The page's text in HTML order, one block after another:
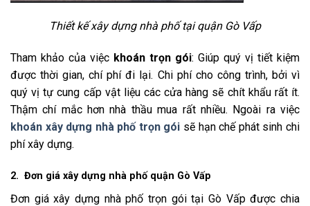
Thiết kế xây dựng nhà phố tại quận Gò Vấp
Tham khảo của việc khoán trọn gói: Giúp quý vị tiết kiệm
được thời gian, chí phí đi lại. Chi phí cho công trình, bởi vì
quý vị tự cung cấp vật liệu các cửa hàng sẽ chít khẩu rất ít.
Thậm chí mắc hơn nhà thầu mua rất nhiều. Ngoài ra việc
khoán xây dựng nhà phố trọn gói sẽ hạn chế phát sinh chi
phí xây dựng.
2. Đơn giá xây dựng nhà phố quận Gò Vấp
Đơn giá xây dựng nhà phố trọn gói tại Gò Vấp được chia